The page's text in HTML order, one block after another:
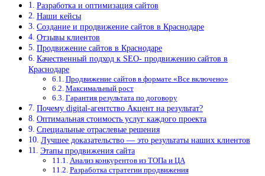
Разработка и оптимизация сайтов
Наши кейсы
Создание и продвижение сайтов в Краснодаре
Отзывы клиентов
Продвижение сайтов в Краснодаре
Качественный подход к SEO- продвижению сайтов в
Краснодаре
Продвижение сайтов в формате «Все включено»
Максимальный рост
Гарантия результата по договору
Почему digital-агентство Акцент на результат?
Оптимальная стоимость услуг каждого проекта
Специальные отраслевые решения
Лучшее доказательство — это результаты наших клиентов
Этапы продвижения сайта
Анализ конкурентов из ТОПа и ЦА
Разработка стратегии продвижения